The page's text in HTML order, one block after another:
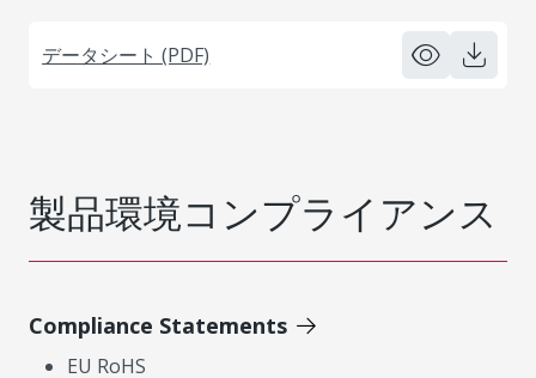
データシート (PDF)
製品環境コンプライアンス
Compliance Statements
EU RoHS